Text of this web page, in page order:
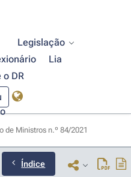
Legislação
Lia
o DR
de Ministros n.º 84/2021
Índice